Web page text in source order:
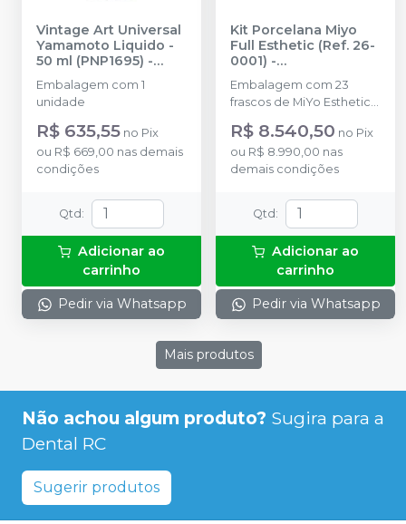
Vintage Art Universal
Yamamoto Liquido -
50 ml (PNP1695) -
SHOFU
Embalagem com 1
unidade
R$ 635,55 no Pix
ou R$ 669,00 nas demais
condições
Qtd :
Adicionar ao
carrinho
Pedir via Whatsapp
Kit Porcelana Miyo
Full Esthetic (Ref. 26-
0001) -
ODONTOMEGA
Embalagem com 23
frascos de MiYo Esthetic +
Líquido de Glaze
R$ 8.540,50 no Pix
ou R$ 8.990,00 nas
demais condições
Qtd :
Adicionar ao
carrinho
Pedir via Whatsapp
Mais produtos
Não achou algum produto? Sugira para a
Dental RC
Sugerir produtos